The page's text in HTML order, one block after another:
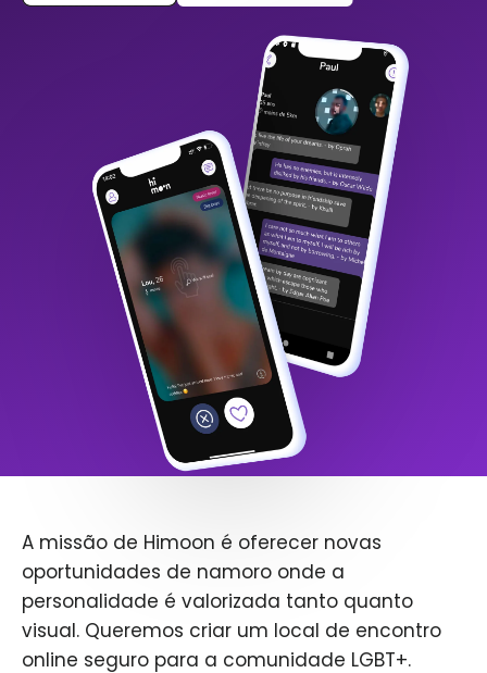
A missão de Himoon é oferecer novas
oportunidades de namoro onde a
personalidade é valorizada tanto quanto
visual. Queremos criar um local de encontro
online seguro para a comunidade LGBT+.